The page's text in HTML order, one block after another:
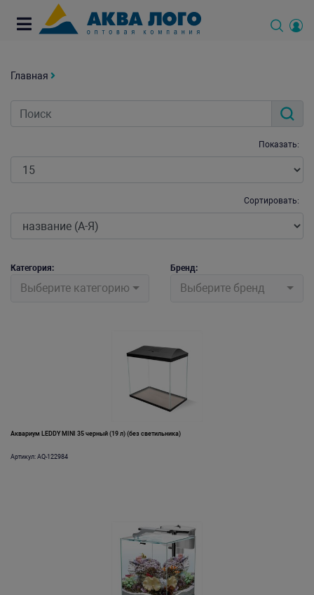
Главная
Показать:
Сортировать:
Категория:
Выберите категорию
Бренд:
Выберите бренд
Аквариум LEDDY MINI 35 черный (19 л) (без светильника)
Артикул: AQ-122984